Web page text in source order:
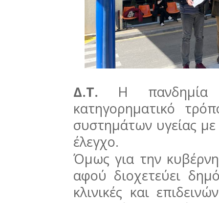
Δ.Τ. Η
κατηγορηματικό
συστημάτων υγείας
έλεγχο.
Όμως για την
αφού διοχετεύει
κλινικές και